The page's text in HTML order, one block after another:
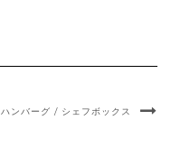
ハンバーグ / シェフボックス